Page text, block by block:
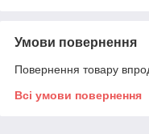
Умови повернення
Повернення товару
Всі умови повернення